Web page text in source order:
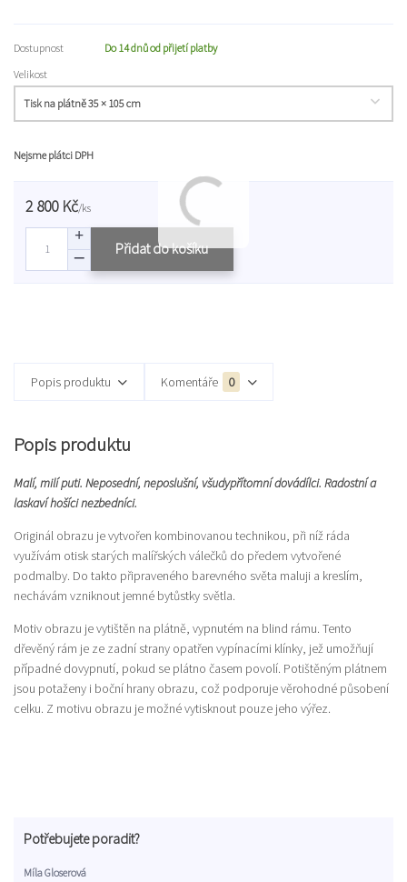
Dostupnost
Do 14 dnů od přijetí platby
Velikost
Nejsme plátci DPH
2 800 Kč/ks
Přidat do košíku
Popis produktu Komentáře 0
Popis produktu
Malí, milí puti. Neposední, neposlušní, všudypřítomní dovádílci. Radostní a
laskaví hošíci nezbedníci.
Originál obrazu je vytvořen kombinovanou technikou, při níž ráda
využívám otisk starých malířských válečků do předem vytvořené
podmalby. Do takto připraveného barevného světa maluji a kreslím,
nechávám vzniknout jemné bytůstky světla.
Motiv obrazu je vytištěn na plátně, vypnutém na blind rámu. Tento
dřevěný rám je ze zadní strany opatřen vypínacími klínky, jež umožňují
případné dovypnutí, pokud se plátno časem povolí. Potištěným plátnem
jsou potaženy i boční hrany obrazu, což podporuje věrohodné působení
celku. Z motivu obrazu je možné vytisknout pouze jeho výřez.
Potřebujete poradit?
Míla Gloserová